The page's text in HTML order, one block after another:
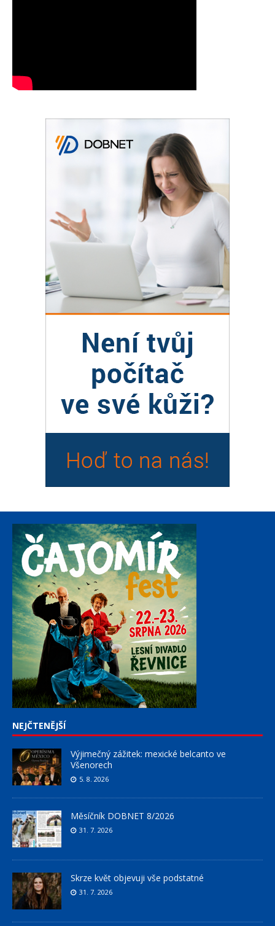
NEJČTENĚJŠÍ
Výjimečný zážitek: mexické belcanto ve
Všenorech
5. 8. 2026
Měsíčník DOBNET 8/2026
31. 7. 2026
Skrze květ objevuji vše podstatné
31. 7. 2026